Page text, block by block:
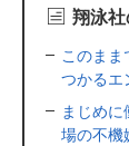
翔泳
このま
つかるエ
まじめ
場の不機